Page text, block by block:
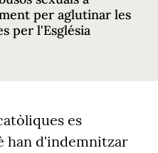
per aglutinar les
per l'Església
es
han d'indemnitzar